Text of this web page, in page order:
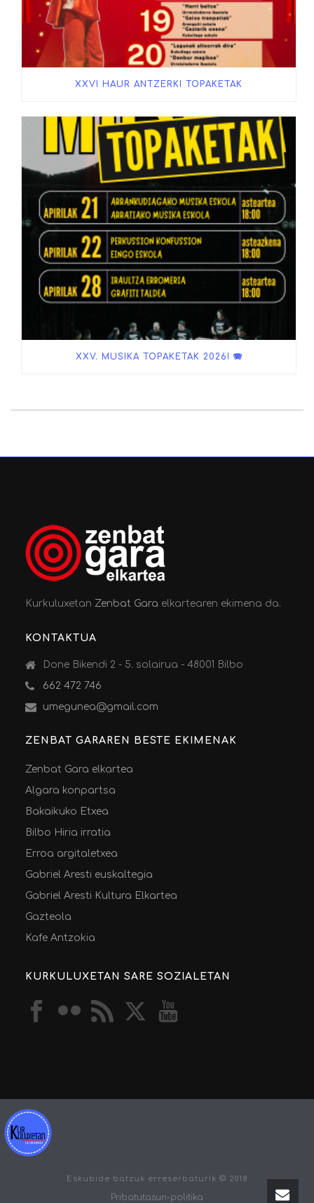
XXVI HAUR ANTZERKI TOPAKETAK
XXV. MUSIKA TOPAKETAK 2026! 🪗
KurkuluxetanZenbat Gara elkartearen ekimena da.
KONTAKTUA
Done Bikendi 2 - 5. solairua - 48001 Bilbo
662 472 746
umegunea@gmail.com
ZENBAT GARAREN BESTE EKIMENAK
Zenbat Gara elkartea
Algara konpartsa
Bakaikuko Etxea
Bilbo Hiria irratia
Erroa argitaletxea
Gabriel Aresti euskaltegia
Gabriel Aresti Kultura Elkartea
Gazteola
Kafe Antzokia
KURKULUXETAN SARE SOZIALETAN
Eskubide batzuk erreserbaturik © 2018
Pribatutasun-politika